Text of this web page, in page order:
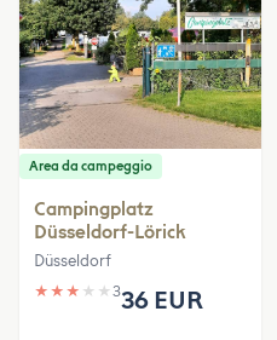
Area da campeggio
Campingplatz
Düsseldorf-Lörick
Düsseldorf
★ ★ ★ ★ ★ 336 EUR